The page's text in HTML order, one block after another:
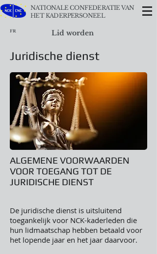
FR
NATIONALE CONFEDERATIE VAN
HET KADERPERSONEEL
Lid worden
Juridische dienst
ALGEMENE VOORWAARDEN
VOOR TOEGANG TOT DE
JURIDISCHE DIENST
De juridische dienst is uitsluitend
toegankelijk voor NCK-kaderleden die
hun lidmaatschap hebben betaald voor
het lopende jaar en het jaar daarvoor.